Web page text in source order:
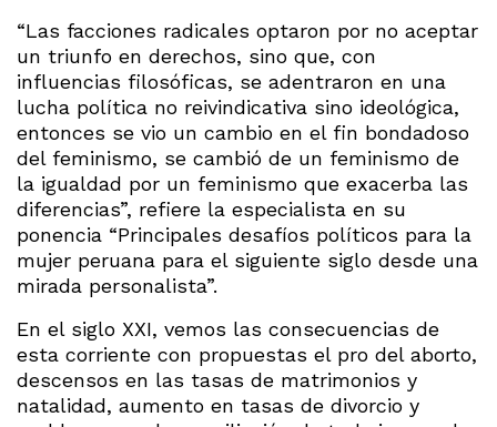
“Las facciones radicales optaron por no aceptar
un triunfo en derechos, sino que, con
influencias filosóficas, se adentraron en una
lucha política no reivindicativa sino ideológica,
entonces se vio un cambio en el fin bondadoso
del feminismo, se cambió de un feminismo de
la igualdad por un feminismo que exacerba las
diferencias”, refiere la especialista en su
ponencia “Principales desafíos políticos para la
mujer peruana para el siguiente siglo desde una
mirada personalista”.
En el siglo XXI, vemos las consecuencias de
esta corriente con propuestas el pro del aborto,
descensos en las tasas de matrimonios y
natalidad, aumento en tasas de divorcio y